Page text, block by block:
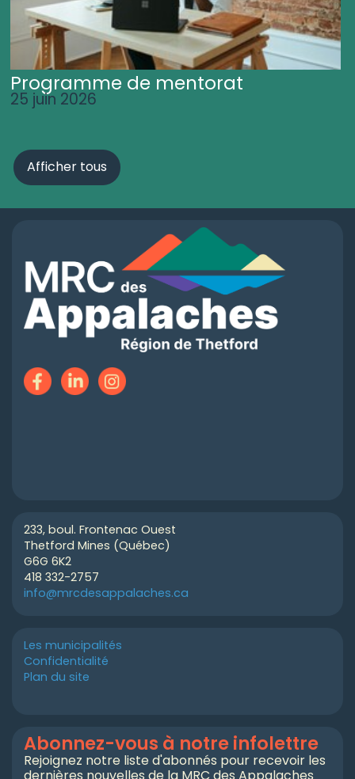
Programme de mentorat
25 juin 2026
Afficher tous
233, boul. Frontenac Ouest
Thetford Mines (Québec)
G6G 6K2
418 332-2757
info@mrcdesappalaches.ca
Les municipalités
Confidentialité
Plan du site
Abonnez-vous à notre infolettre
Rejoignez notre liste d'abonnés pour recevoir les